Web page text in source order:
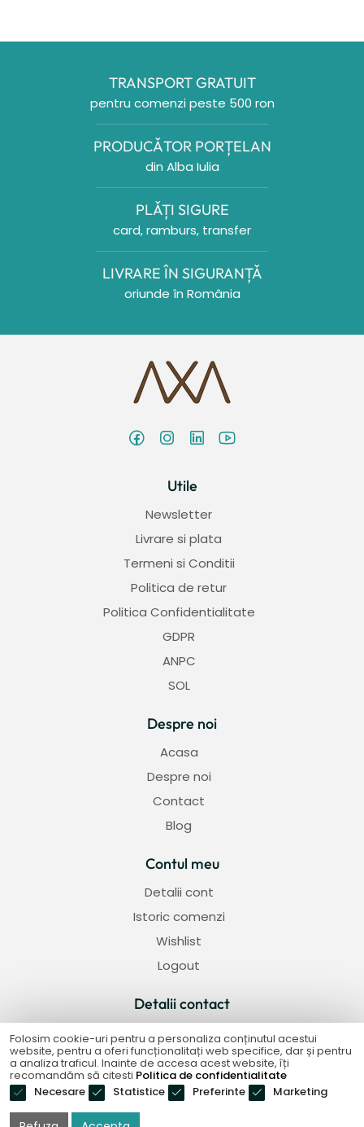
TRANSPORT GRATUIT
pentru comenzi peste 500 ron
PRODUCǍTOR PORȚELAN
din Alba Iulia
PLǍȚI SIGURE
card, ramburs, transfer
LIVRARE ÎN SIGURANȚǍ
oriunde în România
Utile
Newsletter
Livrare si plata
Termeni si Conditii
Politica de retur
Politica Confidentialitate
GDPR
ANPC
SOL
Despre noi
Acasa
Despre noi
Contact
Blog
Contul meu
Detalii cont
Istoric comenzi
Wishlist
Logout
Detalii contact
Strada Iederei nr 5, Alba Iulia
+40 733 920 601
contact@axaporcelaine.ro
Folosim cookie-uri pentru a personaliza conținutul acestui
website, pentru a oferi funcționalitați web specifice, dar și pentru
a analiza traficul. Inainte de accesa acest website, îți
recomandăm să citesti Politica de confidentialitate
Necesare
Statistice Preferinte Marketing